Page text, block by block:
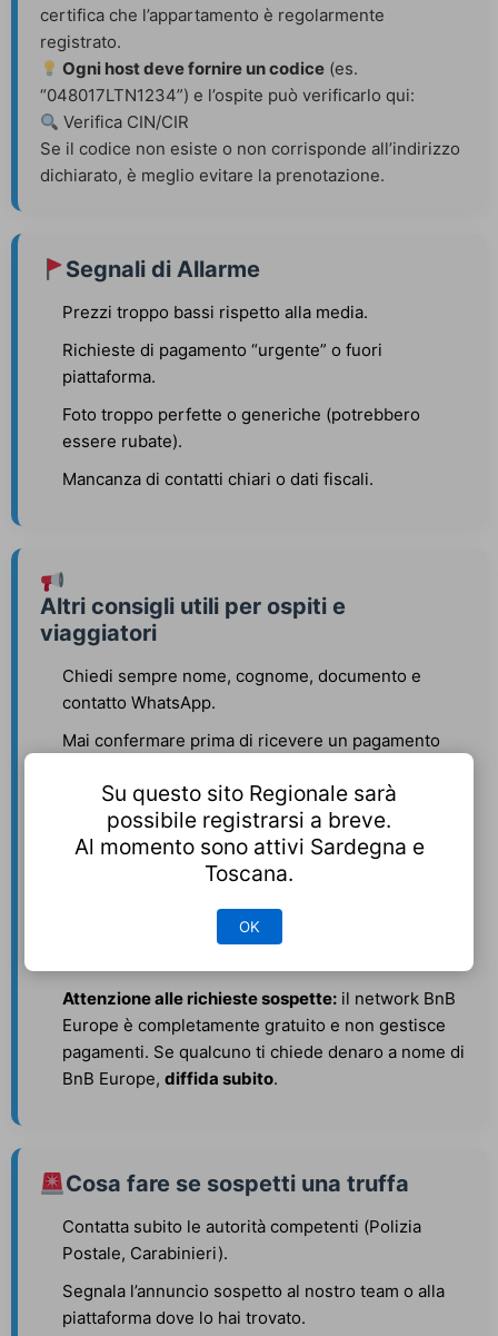
certifica che l’appartamento è regolarmente
registrato.
Ogni host deve fornire un codice (es.
“048017LTN1234”) e l’ospite può verificarlo qui:
Verifica CIN/CIR
Se il codice non esiste o non corrisponde all’indirizzo
dichiarato, è meglio evitare la prenotazione.
Segnali di Allarme
Prezzi troppo bassi rispetto alla media.
Richieste di pagamento “urgente” o fuori
piattaforma.
Foto troppo perfette o generiche (potrebbero
essere rubate).
Mancanza di contatti chiari o dati fiscali.
Altri consigli utili per ospiti e
viaggiatori
Chiedi sempre nome, cognome, documento e
contatto WhatsApp.
Mai confermare prima di ricevere un pagamento
Attento a messaggi vaghi o copiati: verifica
coerenza nelle conversazioni.
Controlla social, email e numeri di telefono per
Usa sempre un contratto o una conferma scritta,
Attenzione alle richieste sospette: il network BnB
Europe è completamente gratuito e non gestisce
pagamenti. Se qualcuno ti chiede denaro a nome di
BnB Europe, diffida subito.
Cosa fare se sospetti una truffa
Contatta subito le autorità competenti (Polizia
Postale, Carabinieri).
Segnala l’annuncio sospetto al nostro team o alla
piattaforma dove lo hai trovato.
Su questo sito Regionale sarà
possibile registrarsi a breve.
Al momento sono attivi Sardegna e
Toscana.
OK